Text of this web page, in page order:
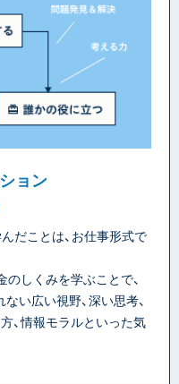
ョン
だことは、お仕事形式で
のしくみを学ぶことで、
い広い視野、深い思考、
、情報モラルといった気